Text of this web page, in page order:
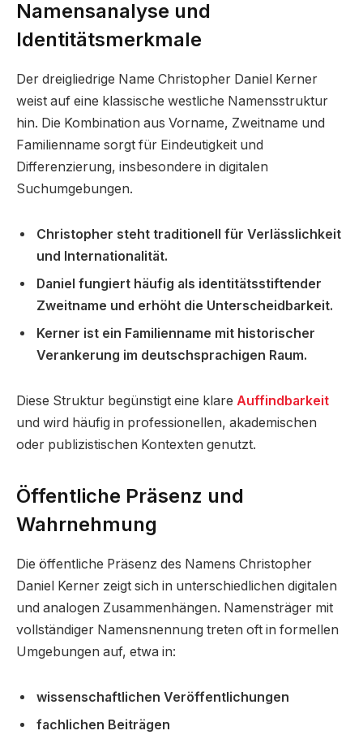
Namensanalyse und
Identitätsmerkmale
Der dreigliedrige Name Christopher Daniel Kerner
weist auf eine klassische westliche Namensstruktur
hin. Die Kombination aus Vorname, Zweitname und
Familienname sorgt für Eindeutigkeit und
Differenzierung, insbesondere in digitalen
Suchumgebungen.
Christopher steht traditionell für Verlässlichkeit
und Internationalität.
Daniel fungiert häufig als identitätsstiftender
Zweitname und erhöht die Unterscheidbarkeit.
Kerner ist ein Familienname mit historischer
Verankerung im deutschsprachigen Raum.
Diese Struktur begünstigt eine klare Auffindbarkeit
und wird häufig in professionellen, akademischen
oder publizistischen Kontexten genutzt.
Öffentliche Präsenz und
Wahrnehmung
Die öffentliche Präsenz des Namens Christopher
Daniel Kerner zeigt sich in unterschiedlichen digitalen
und analogen Zusammenhängen. Namensträger mit
vollständiger Namensnennung treten oft in formellen
Umgebungen auf, etwa in:
wissenschaftlichen Veröffentlichungen
fachlichen Beiträgen